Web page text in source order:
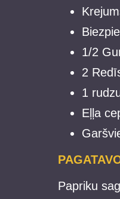
1/2
2
1
Eļļa
Papriku